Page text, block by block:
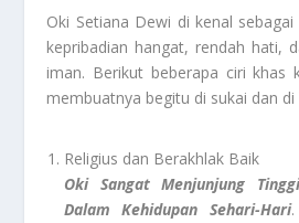
Oki Setiana Dewi di kenal
kepribadian hangat, rendah hati,
iman. Berikut beberapa ciri khas
membuatnya begitu di sukai dan
Religius dan Berakhlak Baik
Oki Sangat Menjunjung
Dalam Kehidupan Sehari-Hari.